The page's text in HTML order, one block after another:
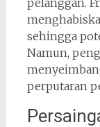
pelanggan.
sehingga
Namun,
perputaran